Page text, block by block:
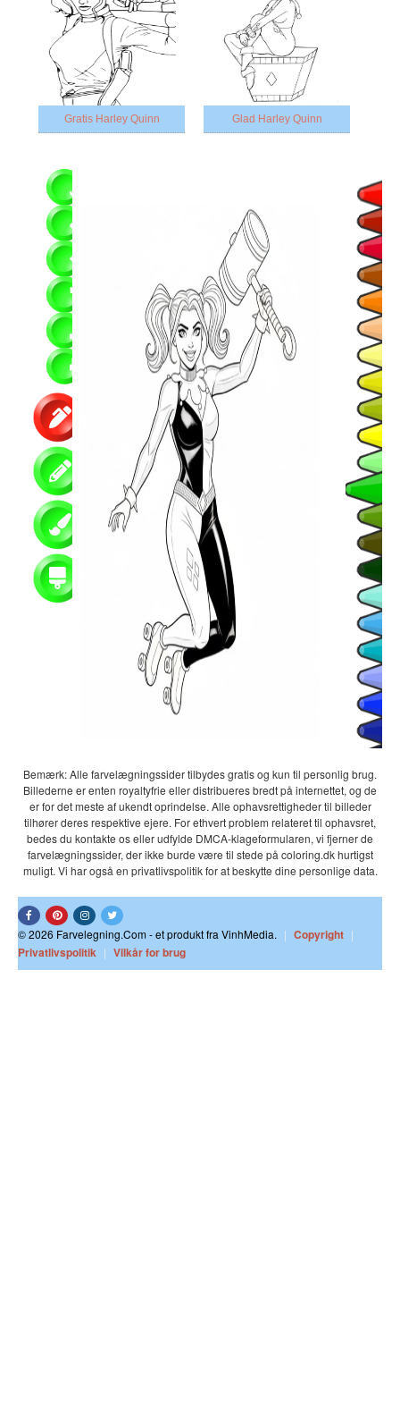
Gratis Harley Quinn Glad Harley Quinn
Bemærk: Alle farvelægningssider tilbydes gratis og kun til personlig brug.
Billederne er enten royaltyfrie eller distribueres bredt på internettet, og de
er for det meste af ukendt oprindelse. Alle ophavsrettigheder til billeder
tilhører deres respektive ejere. For ethvert problem relateret til ophavsret,
bedes du kontakte os eller udfylde DMCA-klageformularen, vi fjerner de
farvelægningssider, der ikke burde være til stede på coloring.dk hurtigst
muligt. Vi har også en privatlivspolitik for at beskytte dine personlige data.
© 2026 Farvelegning.Com - et produkt fra VinhMedia. | Copyright |
Privatlivspolitik | Vilkår for brug